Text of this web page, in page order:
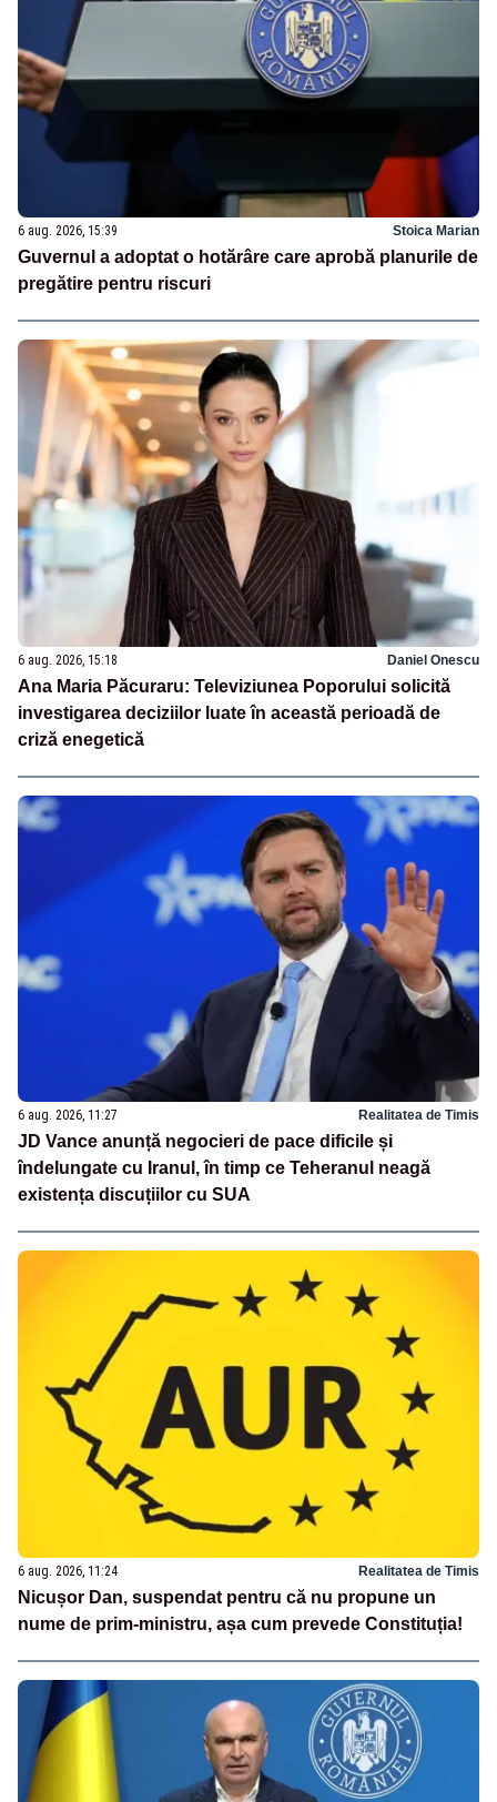
6 aug. 2026, 15:39 Stoica Marian
Guvernul a adoptat o hotărâre care aprobă planurile de
pregătire pentru riscuri
6 aug. 2026, 15:18 Daniel Onescu
Ana Maria Păcuraru: Televiziunea Poporului solicită
investigarea deciziilor luate în această perioadă de
criză enegetică
6 aug. 2026, 11:27 Realitatea de Timis
JD Vance anunță negocieri de pace dificile și
îndelungate cu Iranul, în timp ce Teheranul neagă
existența discuțiilor cu SUA
6 aug. 2026, 11:24 Realitatea de Timis
Nicușor Dan, suspendat pentru că nu propune un
nume de prim-ministru, așa cum prevede Constituția!